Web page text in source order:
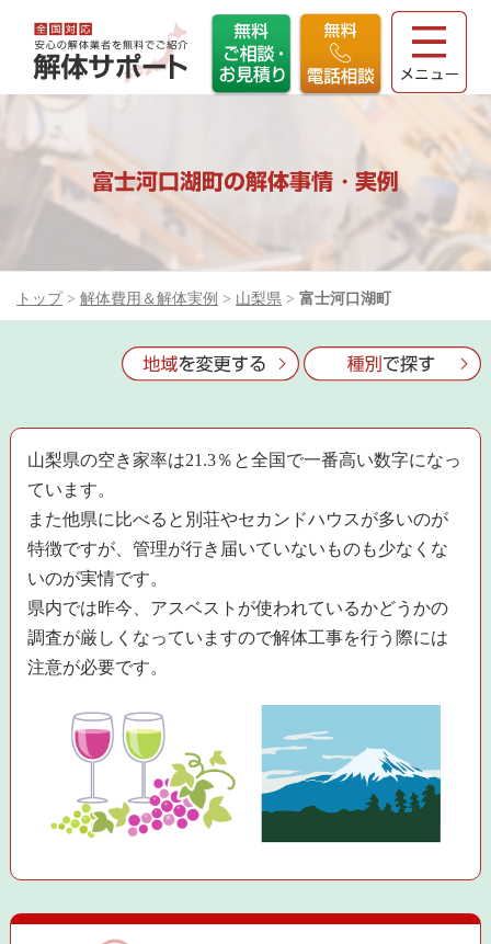
富士河口湖町の解体事情・実例
トップ > 解体費用＆解体実例 > 山梨県 > 富士河口湖町
山梨県の空き家率は21.3％と全国で一番高い数字になっ
ています。
また他県に比べると別荘やセカンドハウスが多いのが
特徴ですが、管理が行き届いていないものも少なくな
いのが実情です。
県内では昨今、アスベストが使われているかどうかの
調査が厳しくなっていますので解体工事を行う際には
注意が必要です。